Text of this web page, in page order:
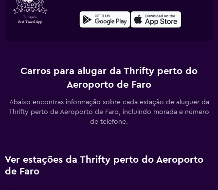
Carros para alugar da Thrifty perto do
Aeroporto de Faro
Abaixo encontras informação sobre cada estação de aluguer da
Thrifty perto de Aeroporto de Faro, incluindo morada e número
de telefone.
Ver estações da Thrifty perto do Aeroporto
de Faro